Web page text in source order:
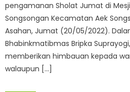
pengamanan Sholat Jumat di
Songsongan Kecamatan Aek
Asahan, Jumat (20/05/2022).
Bhabinkmatibmas Bripka
memberikan himbauan kepada
walaupun […]